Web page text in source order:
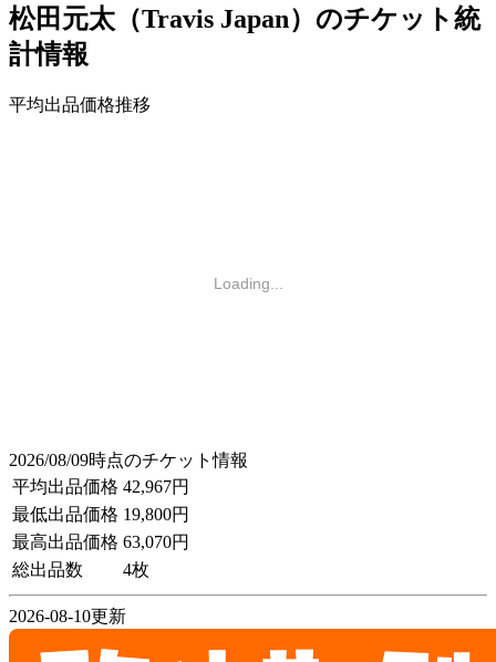
松田元太（Travis Japan）のチケット統
計情報
平均出品価格推移
Loading...
2026/08/09時点のチケット情報
平均出品価格 42,967円
最低出品価格 19,800円
最高出品価格 63,070円
総出品数
4枚
2026-08-10更新